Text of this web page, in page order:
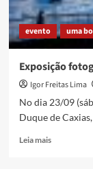
das
elites
evento uma
Exposição
Igor Freitas Lima
No dia 23/09
Duque de
Leia maisRead